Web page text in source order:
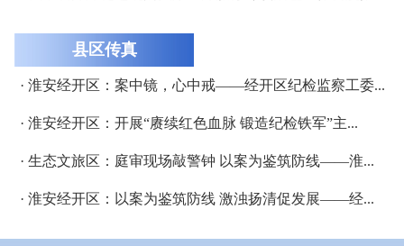
县区传真
· 淮安经开区：案中镜，心中戒——经开区纪检监察工委...
· 淮安经开区：开展“赓续红色血脉 锻造纪检铁军”主...
· 生态文旅区：庭审现场敲警钟 以案为鉴筑防线——淮...
· 淮安经开区：以案为鉴筑防线 激浊扬清促发展——经...